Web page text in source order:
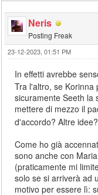
Neris
Posting Freak
23-12-2023, 01:51 PM
In effetti avrebbe
Tra l'altro, se Korinna
sicuramente Seeth la
mettere di mezzo il
d'accordo? Altre idee?
Come ho già
sono anche con
(praticamente mi
solo se si arriverà ad
motivo per essere lì: